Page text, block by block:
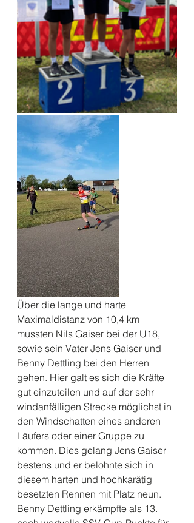
Über die lange und harte
Maximaldistanz von 10,4 km
mussten Nils Gaiser bei der U18,
sowie sein Vater Jens Gaiser und
Benny Dettling bei den Herren
gehen. Hier galt es sich die Kräfte
gut einzuteilen und auf der sehr
windanfälligen Strecke möglichst in
den Windschatten eines anderen
Läufers oder einer Gruppe zu
kommen. Dies gelang Jens Gaiser
bestens und er belohnte sich in
diesem harten und hochkarätig
besetzten Rennen mit Platz neun.
Benny Dettling erkämpfte als 13.